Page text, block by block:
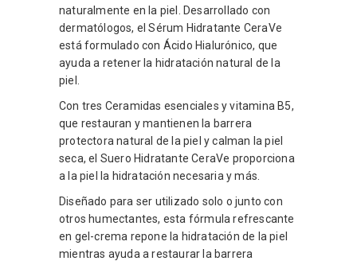
naturalmente en la piel. Desarrollado con
dermatólogos, el Sérum Hidratante CeraVe
está formulado con Ácido Hialurónico, que
ayuda a retener la hidratación natural de la
piel.
Con tres Ceramidas esenciales y vitamina B5,
que restauran y mantienen la barrera
protectora natural de la piel y calman la piel
seca, el Suero Hidratante CeraVe proporciona
a la piel la hidratación necesaria y más.
Diseñado para ser utilizado solo o junto con
otros humectantes, esta fórmula refrescante
en gel-crema repone la hidratación de la piel
mientras ayuda a restaurar la barrera